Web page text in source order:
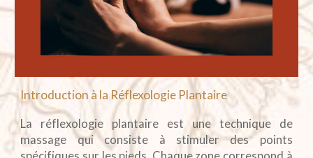
Introduction à la Réflexologie Plantaire
La réflexologie plantaire est une technique de
massage qui consiste à stimuler des points